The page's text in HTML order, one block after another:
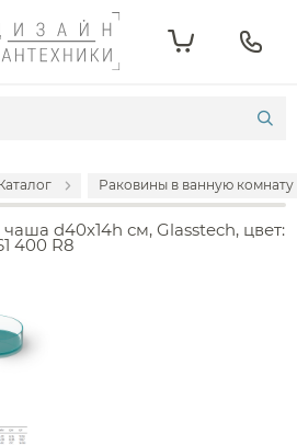
Раковины в ванную комнату
d40x14h см, Glasstech, цвет:
400 R8